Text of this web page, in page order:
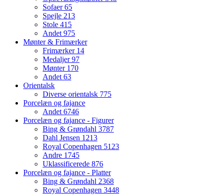
Sofaer65
Spejle 213
Stole 415
Andet975
Mønter & Frimærker
Frimærker 14
Medaljer97
Mønter 170
Andet63
Orientalsk
Diverse orientalsk 775
Porcelæn og fajance
Andet6746
Porcelæn og fajance - Figurer
Bing & Grøndahl 3787
Dahl Jensen 1213
Royal Copenhagen 5123
Andre 1745
Uklassificerede 876
Porcelæn og fajance - Platter
Bing & Grøndahl 2368
Royal Copenhagen 3448